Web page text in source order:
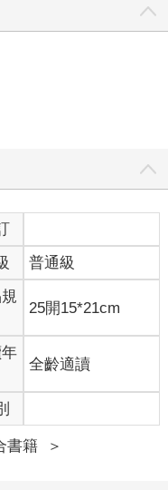
普通級
25開15*21cm
全齡適讀
書籍 ＞